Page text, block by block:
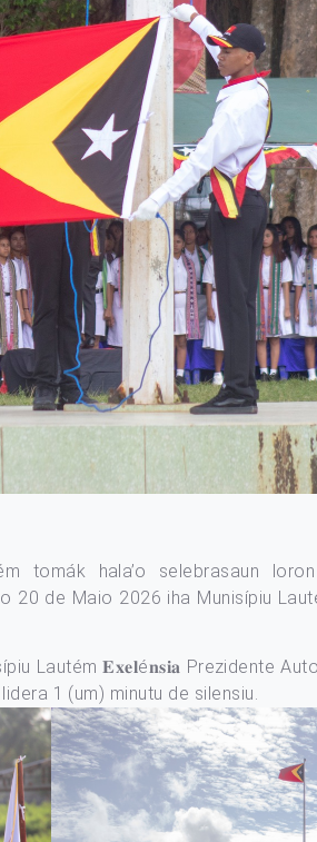
tomák hala’o selebrasaun
de Maio 2026 iha Munisípiu
Lautém 𝐄𝐱𝐞𝐥é𝐧𝐬𝐢𝐚 Prezidente
1 (um) minutu de silensiu.